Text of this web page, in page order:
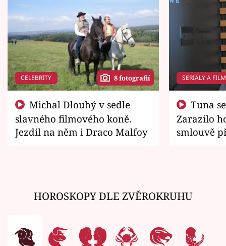
CELEBRITY 8 fotografií
slavného filmového koně.
Jezdil na něm i Draco Malfoy
SERIÁLY A
Zarazilo
smlouvě
HOROSKOPY DLE ZVĚROKRUHU